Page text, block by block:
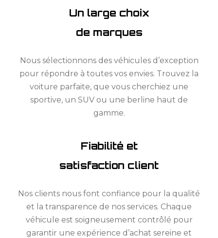
Un large choix
de marques
Nous sélectionnons des véhicules d’exception
pour répondre à toutes vos envies. Trouvez la
voiture parfaite, que vous cherchiez une
sportive, un SUV ou une berline haut de
gamme.
Fiabilité et
satisfaction client
Nos clients nous font confiance pour la qualité
et la transparence de nos services. Chaque
véhicule est soigneusement contrôlé pour
garantir une expérience d’achat sereine et